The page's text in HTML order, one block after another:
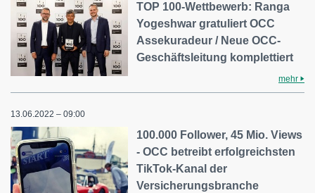
TOP 100-Wettbewerb: Ranga
Yogeshwar gratuliert OCC
Assekuradeur / Neue OCC-
Geschäftsleitung komplettiert
mehr
13.06.2022 – 09:00
100.000 Follower, 45 Mio. Views
- OCC betreibt erfolgreichsten
TikTok-Kanal der
Versicherungsbranche